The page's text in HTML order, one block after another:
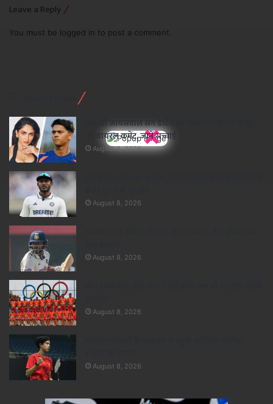
Leave a Reply
You must be logged in to post a comment.
×
यशस्वी जायसवाल संग डेटिंग की खबरों पर मृणाल ठाकुर
का वायरल कमेंट, जानें सच्चाई
August 8, 2026
August 8, 2026
August 8, 2026
August 8, 2026
August 8, 2026